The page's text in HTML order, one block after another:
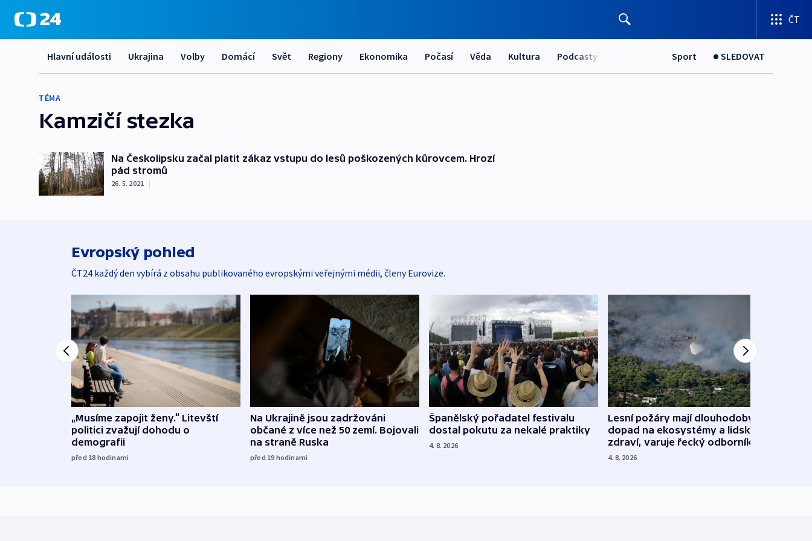
ČT
Hlavní události Ukrajina Volby Domácí Svět Regiony Ekonomika Počasí Věda Kultura Podcasty Sport SLEDOVAT
TÉMA
Kamzičí stezka
Na Českolipsku začal platit zákaz vstupu do lesů poškozených kůrovcem. Hrozí
pád stromů
26. 5. 2021 |
Evropský pohled
ČT24 každý den vybírá z obsahu publikovaného evropskými veřejnými médii, členy Eurovize.
„Musíme zapojit ženy.“ Litevští
politici zvažují dohodu o
demografii
před 18 hodinami
Na Ukrajině jsou zadržováni
občané z více než 50 zemí. Bojovali
na straně Ruska
před 19 hodinami
Španělský pořadatel festivalu
dostal pokutu za nekalé praktiky
4. 8. 2026
Lesní požáry mají dlouhodobý
dopad na ekosystémy a lidské
zdraví, varuje řecký odborník
4. 8. 2026